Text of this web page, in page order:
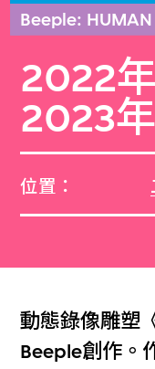
Beeple: HUMAN
2022
2023
位置：
動態錄像雕塑
Beeple創作。